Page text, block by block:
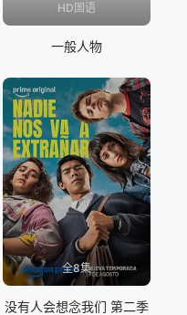
HD国语
一般人物
全8集
没有人会想念我们 第二季